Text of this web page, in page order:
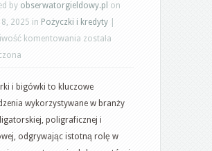
by obserwatorgieldowy.pl on
2025 in Pożyczki i kredyty
komentowania Falcerki
–
podstawowe
urządzenia
introligatorskie
została
i bigówki to kluczowe
wykorzystywane w branży
poligraficznej i
odgrywając istotną rolę w